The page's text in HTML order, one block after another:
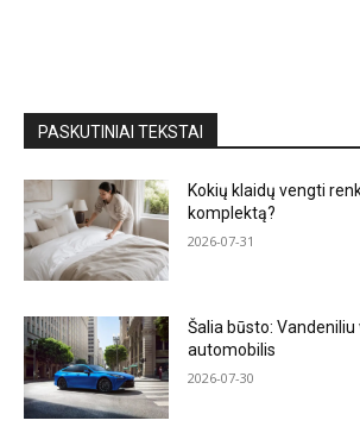
PASKUTINIAI TEKSTAI
Kokių klaidų vengti
komplektą?
2026-07-31
Šalia būsto:
automobilis
2026-07-30